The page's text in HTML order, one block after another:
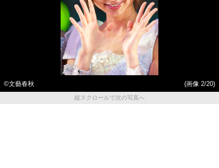
©文藝春秋
(画像 2/20)
縦スクロールで次の写真へ